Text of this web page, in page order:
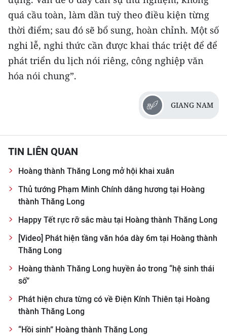
quá cầu toàn, làm dần tuỳ theo điều kiện từng
thời điểm; sau đó sẽ bổ sung, hoàn chỉnh. Một số
nghi lễ, nghi thức cần được khai thác triệt để để
phát triển du lịch nói riêng, công nghiệp văn
hóa nói chung”.
GIANG NAM
TIN LIÊN QUAN
Hoàng thành Thăng Long mở hội khai xuân
Thủ tướng Phạm Minh Chính dâng hương tại Hoàng
thành Thăng Long
Happy Tết rực rỡ sắc màu tại Hoàng thành Thăng Long
[Video] Phát hiện tầng văn hóa dày 6m tại Hoàng thành
Thăng Long
Hoàng thành Thăng Long huyền ảo trong “hệ sinh thái
số”
Phát hiện chưa từng có về Điện Kính Thiên tại Hoàng
thành Thăng Long
“Hồi sinh” Hoàng thành Thăng Long